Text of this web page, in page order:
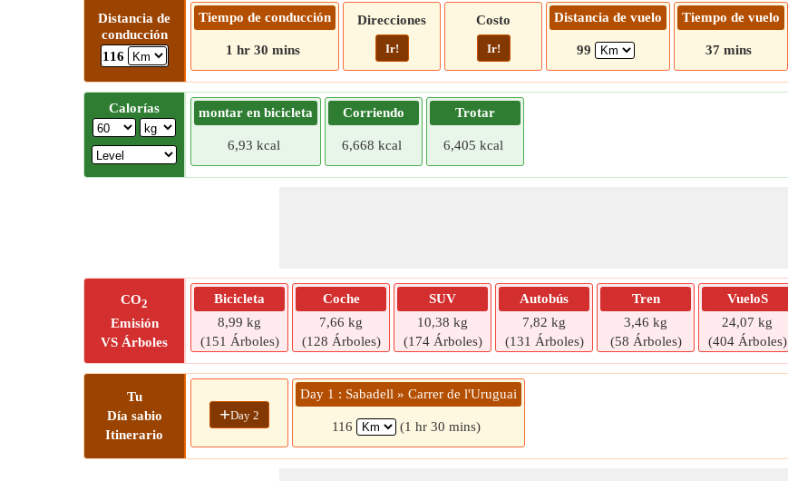
Distancia de
conducción
116
Tiempo de conducción
1 hr 30 mins
Direcciones
Ir!
Costo
Ir!
Distancia de vuelo
99
Tiempo de vuelo
37 mins
Calorías montar en bicicleta
6,93 kcal
Corriendo
6,668 kcal
Trotar
6,405 kcal
CO2
Emisión
VS Árboles
Bicicleta
8,99 kg
(151 Árboles)
Coche
7,66 kg
(128 Árboles)
SUV
10,38 kg
(174 Árboles)
Autobús
7,82 kg
(131 Árboles)
Tren
3,46 kg
(58 Árboles)
VueloS
24,07 kg
(404 Árboles)
Tu
Día sabio
Itinerario
+Day 2
Day 1 : Sabadell » Carrer de l'Uruguai
116 (1 hr 30 mins)